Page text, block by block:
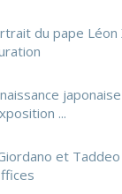
du pape Léon
...
et